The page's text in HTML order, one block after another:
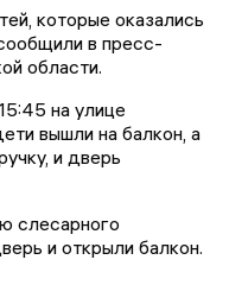
которые оказались
в пресс-
области.
на улице
вышли на балкон, а
и дверь
слесарного
и открыли балкон.